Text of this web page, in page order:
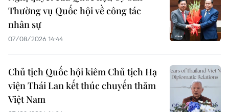
Thường vụ Quốc hội về công tác
nhân sự
07/08/2026 14:44
Chủ tịch Quốc hội kiêm Chủ tịch Hạ
viện Thái Lan kết thúc chuyến thăm
Việt Nam